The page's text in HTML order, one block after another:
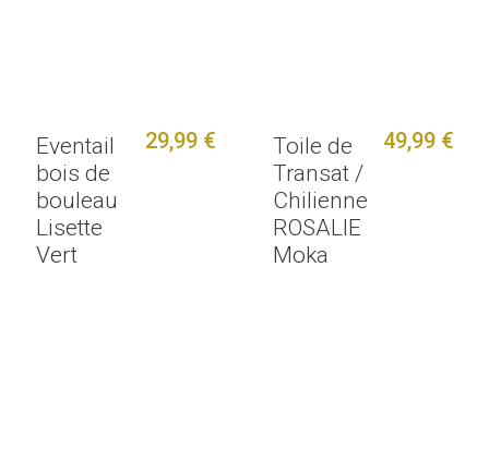
Eventail
bois de
bouleau
Lisette
Vert
29,99 €
Toile de
Transat /
Chilienne
ROSALIE
Moka
49,99 €